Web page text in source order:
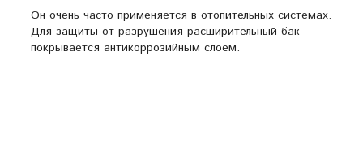
Он очень часто применяется в отопительных системах.
Для защиты от разрушения расширительный бак
покрывается антикоррозийным слоем.